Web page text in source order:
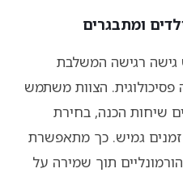
ומתבגרים
גישה רגישה המשלבת
הצוות משתמש
שיחות הכנה, בחירת
זמנים גמיש. כך מתאפשרת
תוך שמירה על